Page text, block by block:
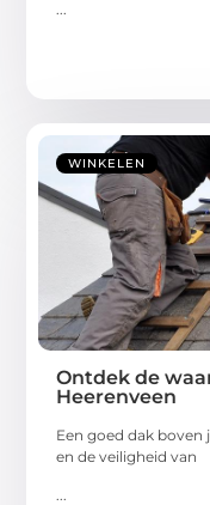
WINKELEN
Ontdek de
Heerenveen
Een goed dak
en de veiligheid van